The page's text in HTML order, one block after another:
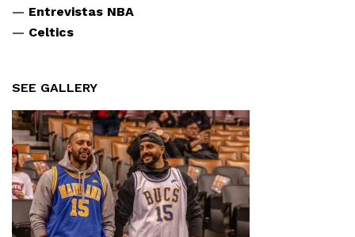
— Entrevistas NBA
— Celtics
SEE GALLERY